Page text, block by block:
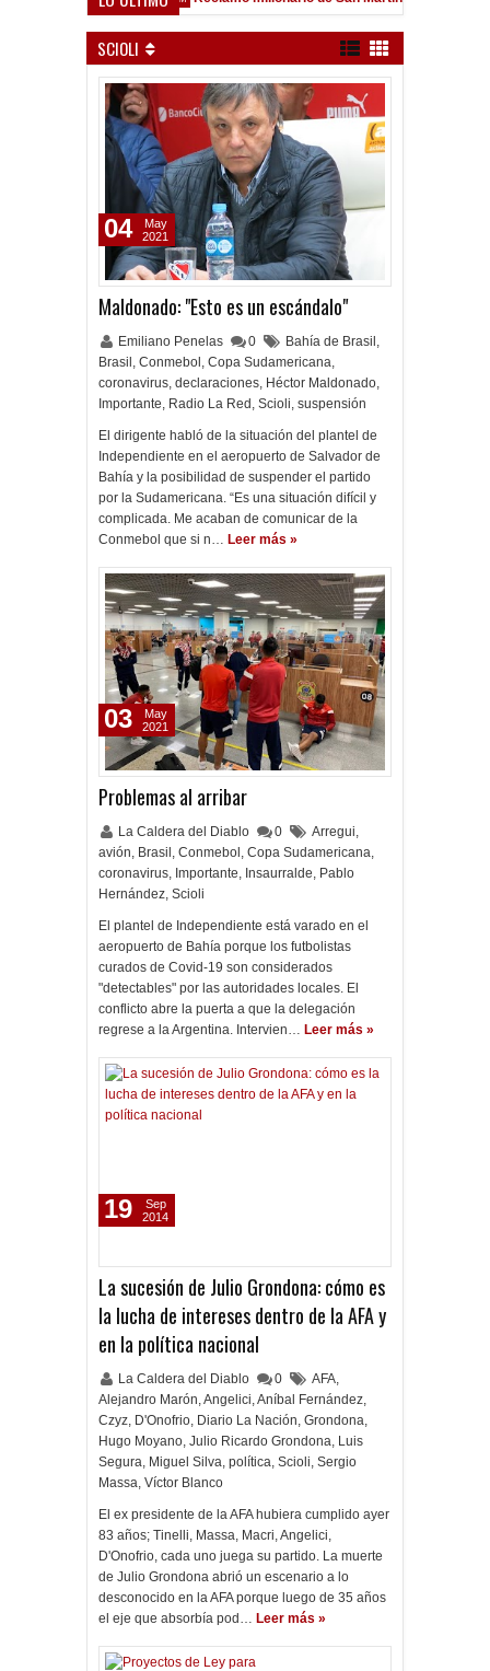
SCIOLI
Maldonado: "Esto es un escándalo"
Emiliano Penelas 0 Bahía de Brasil ,
Brasil , Conmebol , Copa Sudamericana,
coronavirus, declaraciones, Héctor Maldonado,
Importante, Radio La Red , Scioli, suspensión
El dirigente habló de la situación del plantel de
Independiente en el aeropuerto de Salvador de
Bahía y la posibilidad de suspender el partido
por la Sudamericana. “Es una situación difícil y
complicada. Me acaban de comunicar de la
Conmebol que si n… Leer más »
04
May
2021
Problemas al arribar
La Caldera del Diablo 0 Arregui,
avión, Brasil , Conmebol , Copa Sudamericana,
coronavirus, Importante, Insaurralde, Pablo
Hernández, Scioli
El plantel de Independiente está varado en el
aeropuerto de Bahía porque los futbolistas
curados de Covid-19 son considerados
"detectables" por las autoridades locales. El
conflicto abre la puerta a que la delegación
regrese a la Argentina. Intervien… Leer más »
03
May
2021
La sucesión de Julio Grondona: cómo es
la lucha de intereses dentro de la AFA y
en la política nacional
La Caldera del Diablo 0 AFA,
Alejandro Marón,Angelici,Aníbal Fernández,
Czyz, D'Onofrio, Diario La Nación, Grondona,
Hugo Moyano, Julio Ricardo Grondona, Luis
Segura, Miguel Silva, política, Scioli, Sergio
Massa, Víctor Blanco
El ex presidente de la AFA hubiera cumplido ayer
83 años; Tinelli, Massa, Macri, Angelici,
D'Onofrio, cada uno juega su partido. La muerte
de Julio Grondona abrió un escenario a lo
desconocido en la AFA porque luego de 35 años
el eje que absorbía pod… Leer más »
19
Sep
2014